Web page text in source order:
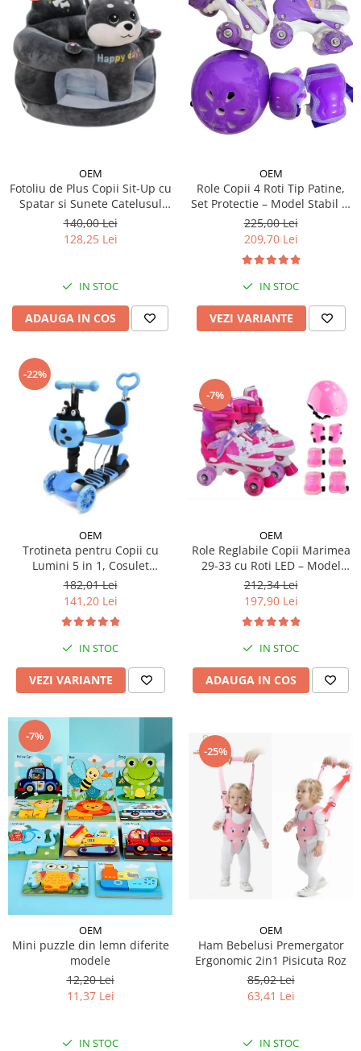
OEM
Fotoliu de Plus Copii Sit-Up cu
Spatar si Sunete Catelusul
Woofy
140,00 Lei
128,25 Lei
IN STOC
ADAUGA IN COS
OEM
Role Copii 4 Roti Tip Patine,
Set Protectie – Model Stabil si
Reglabil - Mov
225,00 Lei
209,70 Lei
IN STOC
VEZI VARIANTE
-22%
OEM
Trotineta pentru Copii cu
Lumini 5 in 1, Cosulet
Buburuza, Maner de Impins
fara Pedale
182,01 Lei
141,20 Lei
IN STOC
VEZI VARIANTE
-7%
OEM
Role Reglabile Copii Marimea
29-33 cu Roti LED – Model
Sirena, SET PROTECTIE
INCLUS
212,34 Lei
197,90 Lei
IN STOC
ADAUGA IN COS
-7%
OEM
Mini puzzle din lemn diferite
modele
12,20 Lei
11,37 Lei
IN STOC
-25%
OEM
Ham Bebelusi Premergator
Ergonomic 2in1 Pisicuta Roz
85,02 Lei
63,41 Lei
IN STOC